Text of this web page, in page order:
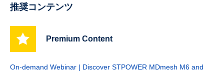
推奨コンテンツ
Premium Content
On-demand Webinar | Discover STPOWER MDmesh M6 and